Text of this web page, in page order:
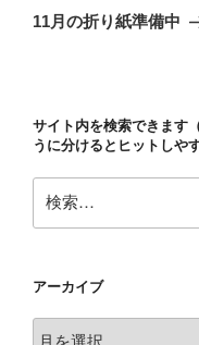
ゲ
ン
の
11月の折り紙準備中
サイト内を検索できます
うに分けるとヒットしや
索:
アーカイブ